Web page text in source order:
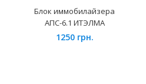
Блок иммобилайзера
АПС-6.1 ИТЭЛМА
1250 грн.